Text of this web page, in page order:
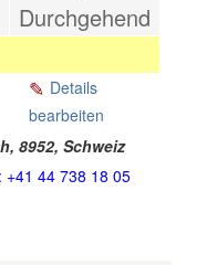
Durchgehend
Details
bearbeiten
, 8952, Schweiz
+41 44 738 18 05